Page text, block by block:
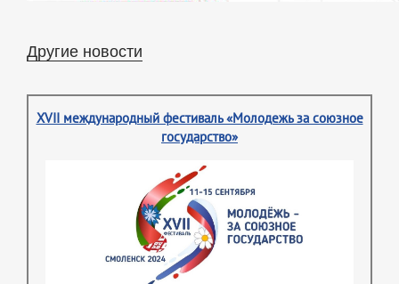
Другие новости
XVII международный фестиваль «Молодежь за союзное
государство»